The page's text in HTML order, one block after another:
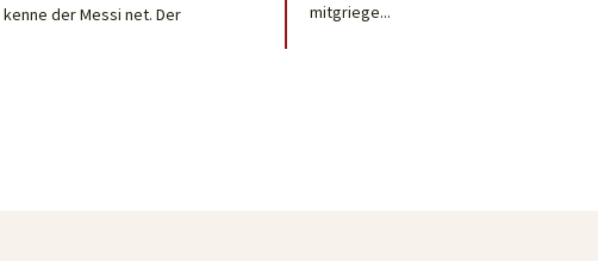
der Messi net. Der
mitgriege...